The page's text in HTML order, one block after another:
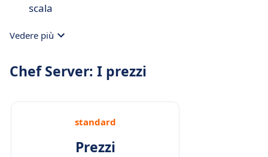
scala
Vedere più
Chef Server: I prezzi
standard
Prezzi